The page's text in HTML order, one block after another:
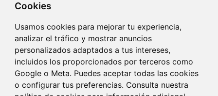
Cookies
Usamos cookies para mejorar tu experiencia,
analizar el tráfico y mostrar anuncios
personalizados adaptados a tus intereses,
incluidos los proporcionados por terceros como
Google o Meta. Puedes aceptar todas las cookies
o configurar tus preferencias. Consulta nuestra
¡Inscríbete a nuestros Cursos
online!
Ysonut Academy ofrece un amplio abanico de
formaciones exhaustivas, diseñadas por y para
profesionales de la salud.